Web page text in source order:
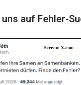
auf Fehler-